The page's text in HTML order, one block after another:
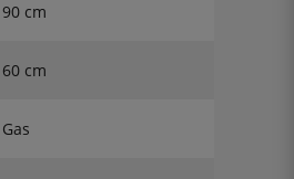
90 cm
60 cm
Gas